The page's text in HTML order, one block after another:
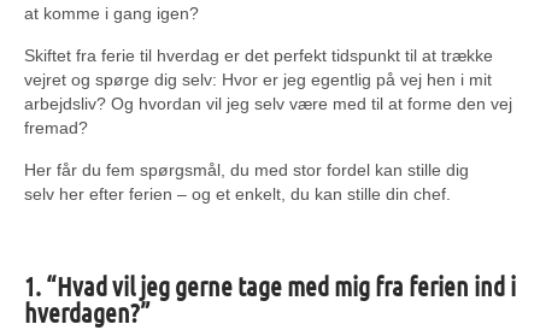
at komme i gang igen?
Skiftet fra ferie til hverdag er det perfekt tidspunkt til at trække
vejret og spørge dig selv: Hvor er jeg egentlig på vej hen i mit
arbejdsliv? Og hvordan vil jeg selv være med til at forme den vej
fremad?
Her får du fem spørgsmål, du med stor fordel kan stille dig
selv her efter ferien – og et enkelt, du kan stille din chef.
1. “Hvad vil jeg gerne tage med mig fra ferien ind i
hverdagen?”